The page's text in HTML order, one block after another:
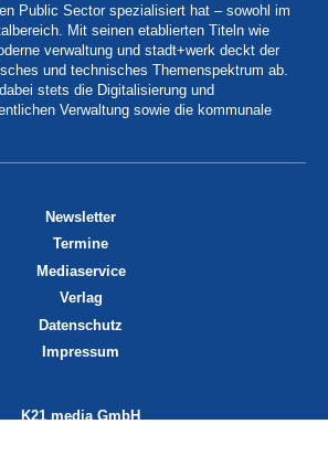
Public Sector spezialisiert hat – sowohl im
Mit seinen etablierten Titeln wie
verwaltung und stadt+werk deckt der
und technisches Themenspektrum ab.
stets die Digitalisierung und
Verwaltung sowie die kommunale
Newsletter
Termine
Mediaservice
Verlag
Datenschutz
Impressum
K21 media GmbH